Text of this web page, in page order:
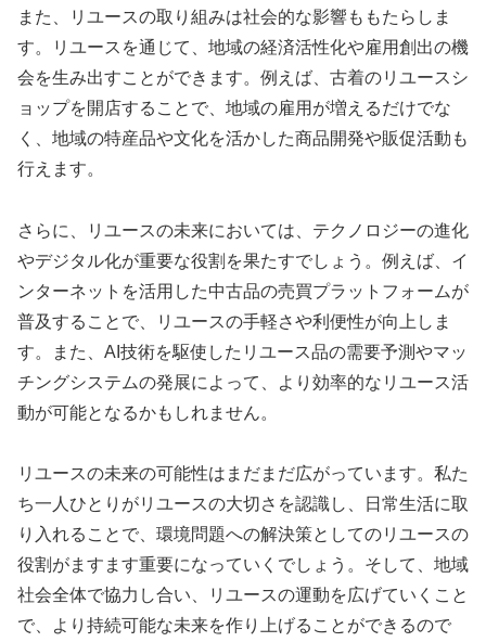
また、リユースの取り組みは社会的な影響ももたらしま
す。リユースを通じて、地域の経済活性化や雇用創出の機
会を生み出すことができます。例えば、古着のリユースシ
ョップを開店することで、地域の雇用が増えるだけでな
く、地域の特産品や文化を活かした商品開発や販促活動も
行えます。
さらに、リユースの未来においては、テクノロジーの進化
やデジタル化が重要な役割を果たすでしょう。例えば、イ
ンターネットを活用した中古品の売買プラットフォームが
普及することで、リユースの手軽さや利便性が向上しま
す。また、AI技術を駆使したリユース品の需要予測やマッ
チングシステムの発展によって、より効率的なリユース活
動が可能となるかもしれません。
リユースの未来の可能性はまだまだ広がっています。私た
ち一人ひとりがリユースの大切さを認識し、日常生活に取
り入れることで、環境問題への解決策としてのリユースの
役割がますます重要になっていくでしょう。そして、地域
社会全体で協力し合い、リユースの運動を広げていくこと
で、より持続可能な未来を作り上げることができるので